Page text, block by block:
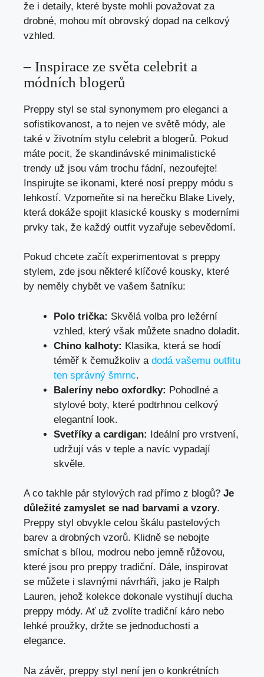
že i ⁤detaily, ⁣které byste mohli považovat za⁤
drobné, mohou mít obrovský dopad na celkový
vzhled.
– Inspirace ze světa celebrit⁣ a
módních blogerů
Preppy styl se stal synonymem pro eleganci a
sofistikovanost, a to ​nejen⁣ ve ⁣světě ⁢módy, ale
také​ v životním stylu ⁣celebrit a blogerů. Pokud
máte pocit, že skandinávské minimalistické
trendy ⁣už‍ jsou vám trochu fádní, nezoufejte!
Inspirujte se​ ikonami, ‍které nosí preppy módu s‌
lehkostí. Vzpomeňte si na herečku Blake Lively,⁢
která dokáže ⁤spojit klasické kousky s moderními
​prvky tak, že ⁤každý ‍outfit⁤ vyzařuje ⁢sebevědomí.
Pokud chcete začít⁣ experimentovat ⁤s preppy
stylem, zde jsou ⁣některé klíčové kousky, ⁢které
by neměly ⁣chybět ve vašem šatníku:
Polo trička: Skvělá volba pro ležérní‌
vzhled,⁢ který‍ však ⁤můžete snadno doladit.
Chino ‌kalhoty: Klasika, která se​ hodí
téměř k čemužkoliv a ⁢ dodá vašemu outfitu
ten správný šmrnc.
Baleríny ​nebo oxfordky: Pohodlné a
⁤stylové ⁣boty, které podtrhnou celkový
elegantní‌ look.
Svetříky a cardigan: Ideální pro vrstvení,
udržují vás v teple ⁢a​ navíc ​vypadají
skvěle.
A ⁤co ​takhle ⁤pár‌ stylových ‌rad přímo z blogů?⁣ Je
důležité zamyslet ​se nad barvami a vzory.
Preppy⁣ styl ⁢obvykle celou škálu pastelových
barev a‍ drobných vzorů. ⁣Klidně se nebojte
smíchat s‍ bílou,​ modrou nebo jemně růžovou,
které jsou pro⁤ preppy tradiční.⁢ Dále, inspirovat
se můžete i slavnými ⁤návrháři, jako‌ je Ralph
⁤Lauren, jehož ⁣kolekce dokonale vystihují ducha
preppy módy. Ať už zvolíte⁢ tradiční káro ‌nebo
lehké proužky, držte se⁢ jednoduchosti a
elegance.
Na závěr, preppy styl není jen⁣ o konkrétních